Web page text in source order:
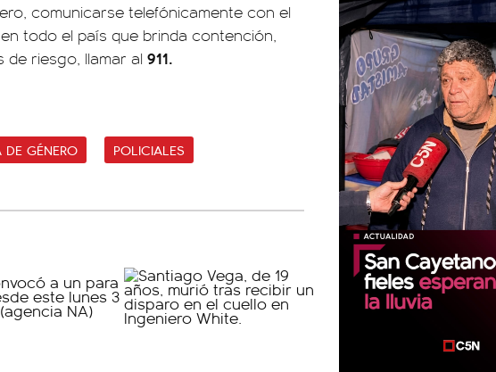
comunicarse telefónicamente con el
todo el país que brinda contención,
de riesgo, llamar al 911.
GÉNERO POLICIALES